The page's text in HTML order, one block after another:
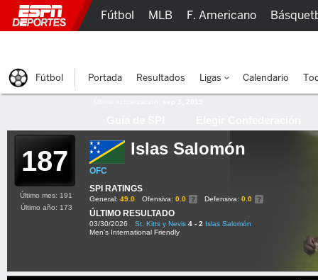
187 Islas Salomón
OFC
SPI RATINGS
General: 49.0 Ofensiva: 0.0 Defensiva: 0.0
ÚLTIMO RESULTADO
03/30/2026 St. Kitts y Nevis 4 - 2 Islas Salomón
Men's International Friendly
Último mes: 191
Último año: 173
Fútbol MLB F. Americano
Fútbol Portada Resultados Ligas Calendario